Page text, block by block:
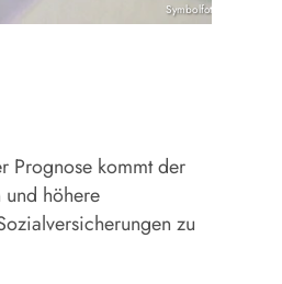
Symbolfoto: gem
Prognose kommt der
höhere
zu